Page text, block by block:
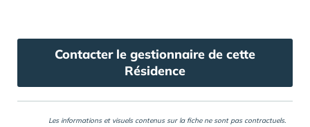
Contacter le gestionnaire de cette
Résidence
Les informations et visuels contenus sur la fiche ne sont pas contractuels.